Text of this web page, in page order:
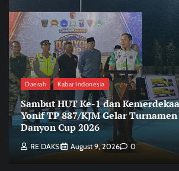
Daerah Kabar Indonesia
Sambut HUT Ke-1 dan
Yonif TP 887/KJM Gelar
Danyon Cup 2026
RE DAKSI August 9, 2026 0